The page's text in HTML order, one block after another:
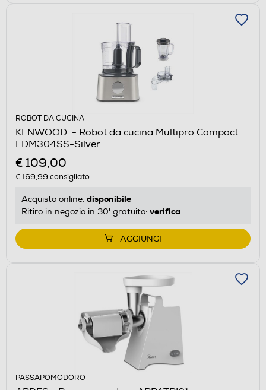
ROBOT DA CUCINA
KENWOOD. - Robot da cucina Multipro Compact
FDM304SS-Silver
€ 109,00
€ 169,99 consigliato
Acquisto online: disponibile
Ritiro in negozio in 30' gratuito: verifica
AGGIUNGI
PASSAPOMODORO